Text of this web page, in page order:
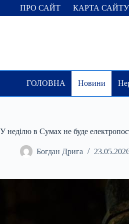
ПерейтиПРО САЙТ КАРТА САЙТУ
ГОЛОВНА Новини
У неділю в Сумах не буде
Богдан Дрига